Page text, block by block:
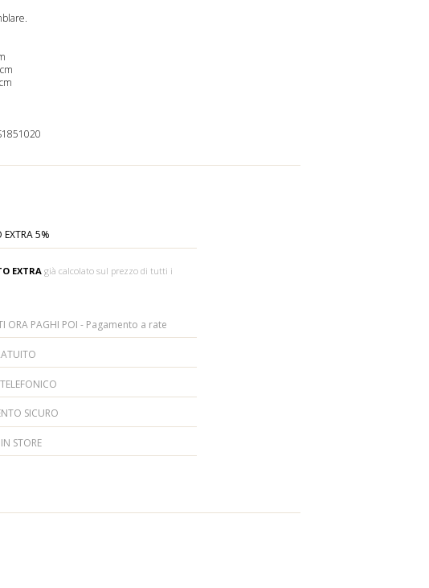
EXTRA 5%
EXTRAgià calcolato sul prezzo di tutti i
ORA PAGHI POI - Pagamento a rate
SICURO
STORE